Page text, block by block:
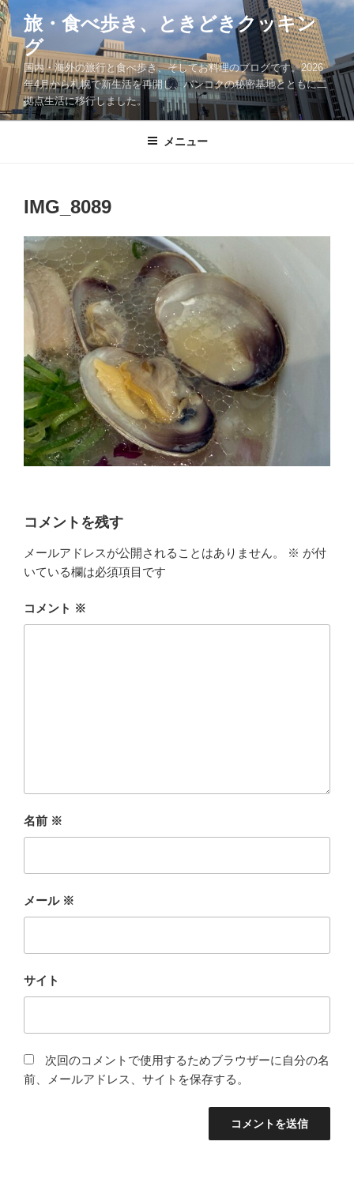
コ
ン
テ
ン
ツ
へ
ス
旅・食べ歩き、ときどきクッキン
グ
国内・海外の旅行と食べ歩き、そしてお料理のブログです。2026
年4月から札幌で新生活を再開し、バンコクの秘密基地とともに二
拠点生活に移行しました。
メニュー
IMG_8089
コメントを残す
メールアドレスが公開されることはありません。 ※ が付
いている欄は必須項目です
コメント ※
名前 ※
メール ※
サイト
次回のコメントで使用するためブラウザーに自分の名
前、メールアドレス、サイトを保存する。